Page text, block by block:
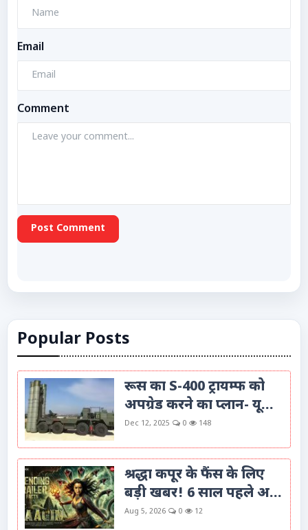
Email
Comment
Post Comment
Popular Posts
रूस का S-400 ट्रायम्फ को
अपग्रेड करने का प्लान- यू...
Dec 12, 2025 0 148
श्रद्धा कपूर के फैंस के लिए
बड़ी खबर! 6 साल पहले अ...
Aug 5, 2026 0 12